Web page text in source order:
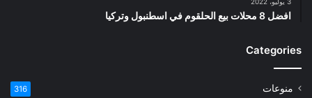
افضل 8 محلات بيع الحلقوم في اسطنبول وتركيا
Categories
منوعات 316